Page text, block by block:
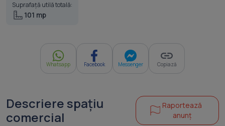
Suprafață utilă totală:
101 mp
Whatsapp Facebook Messenger Copiază
Descriere spațiu
comercial
Raportează
anunț